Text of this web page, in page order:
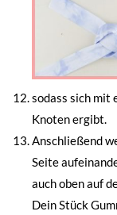
sodass sich mit
Knoten ergibt.
Anschließend
Seite
auch oben auf
Dein Stück